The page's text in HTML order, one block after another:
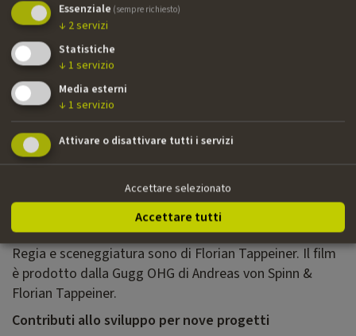
“Can You Touch Me?” è un cortometraggio sviluppato
nell’ambito del programma MASO#2 che racconta di un
giovane cinese che vive un incontro che gli cambia la
vita sulle montagne. Il film è prodotto da Potocol Pte
(Singapore), Ninjia Production (Malaysia) e Woooz
Pictures (Francia), ed è stato scritto e diretto da Mickey
Lai. In “Grenzgang” un finanziere tirolese si trova
intrappolato in conflitto tra doveri professionali e
di Bolzano; la regia è di Lorenz Klapfer. “Kalte Nähe”
racconta di un uomo che, dopo anni, torna alla fattoria
del padre e si confronta con un passato problematico.
Regia e sceneggiatura sono di Florian Tappeiner. Il film
è prodotto dalla Gugg OHG di Andreas von Spinn &
Florian Tappeiner.
Contributi allo sviluppo per nove progetti
Essenziale (sempre richiesto)
↓ 2 servizi
Statistiche
↓ 1 servizio
Media esterni
↓ 1 servizio
Attivare o disattivare tutti i servizi
Accettare selezionato
Accettare tutti